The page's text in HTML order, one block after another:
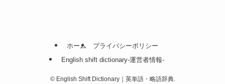
ホーム
プライバシーポリシー
English shift dictionary-運営者情報-
©English Shift Dictionary｜英単語・略語辞典.